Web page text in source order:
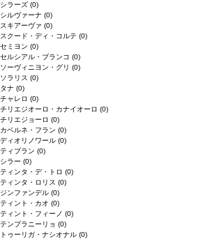
シラーズ (0)
シルヴァーナ (0)
スキアーヴァ (0)
スクード・ディ・コルテ (0)
セミヨン (0)
セルシアル・ブランコ (0)
ソーヴィニヨン・グリ (0)
ソラリス (0)
タナ (0)
チャレロ (0)
チリエジオーロ・カナイオーロ (0)
チリエジョーロ (0)
カベルネ・フラン (0)
ディオリノワール (0)
ティブラン (0)
シラー (0)
ティンタ・デ・トロ (0)
ティンタ・ロリス (0)
ジンファンデル (0)
ティント・カオ (0)
ティント・フィーノ (0)
テンプラニーリョ (0)
トゥーリガ・ナシオナル (0)